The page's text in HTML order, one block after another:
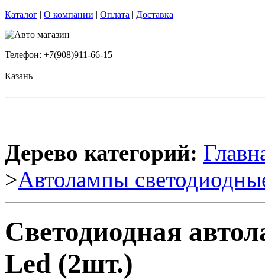
Каталог | О компании | Оплата | Доставка
Телефон: +7(908)911-66-15
Казань
Дерево категорий:
>Автолампы
Светодиодная
Led (2шт.)